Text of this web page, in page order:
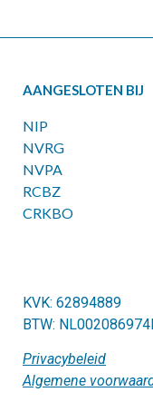
AANGESLOTEN BIJ
NIP
NVRG
NVPA
RCBZ
CRKBO
KVK: 62894889
BTW:
Privacybeleid
Algemene